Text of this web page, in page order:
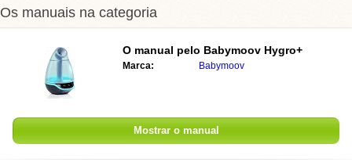
Os manuais na categoria
O manual pelo Babymoov Hygro+
Marca: Babymoov
Mostrar o manual